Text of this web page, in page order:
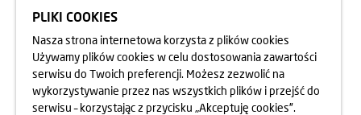
05.05.2025
DZIEŃ OTWARTY
MOKOTOWA SPORTOWEGO
10.05.2025
dowiedz się więcej
PLIKI COOKIES
Nasza strona internetowa korzysta z plików cookies
Używamy plików cookies w celu dostosowania zawartości
serwisu do Twoich preferencji. Możesz zezwolić na
wykorzystywanie przez nas wszystkich plików i przejść do
serwisu – korzystając z przycisku „Akceptuję cookies”.